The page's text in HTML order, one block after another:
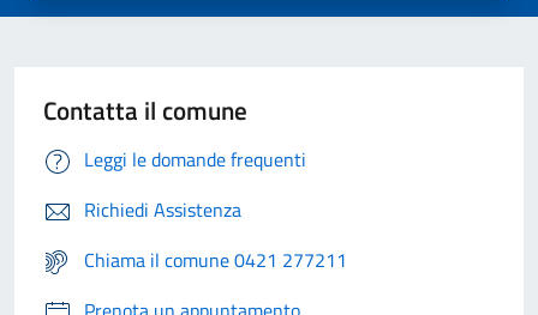
Contatta il comune
Leggi le domande frequenti
Richiedi Assistenza
Chiama il comune 0421 277211